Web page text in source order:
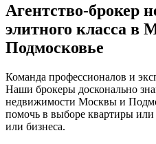
Агентство-брокер
элитного класса в
Подмосковье
Команда профессионалов и
Наши брокеры досконально
недвижимости Москвы и
помочь в выборе квартиры
или бизнеса.